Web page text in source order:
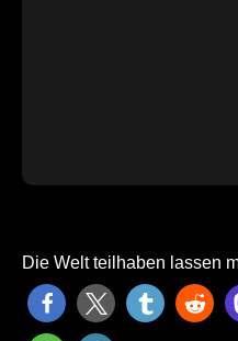
Die Welt teilhaben lassen